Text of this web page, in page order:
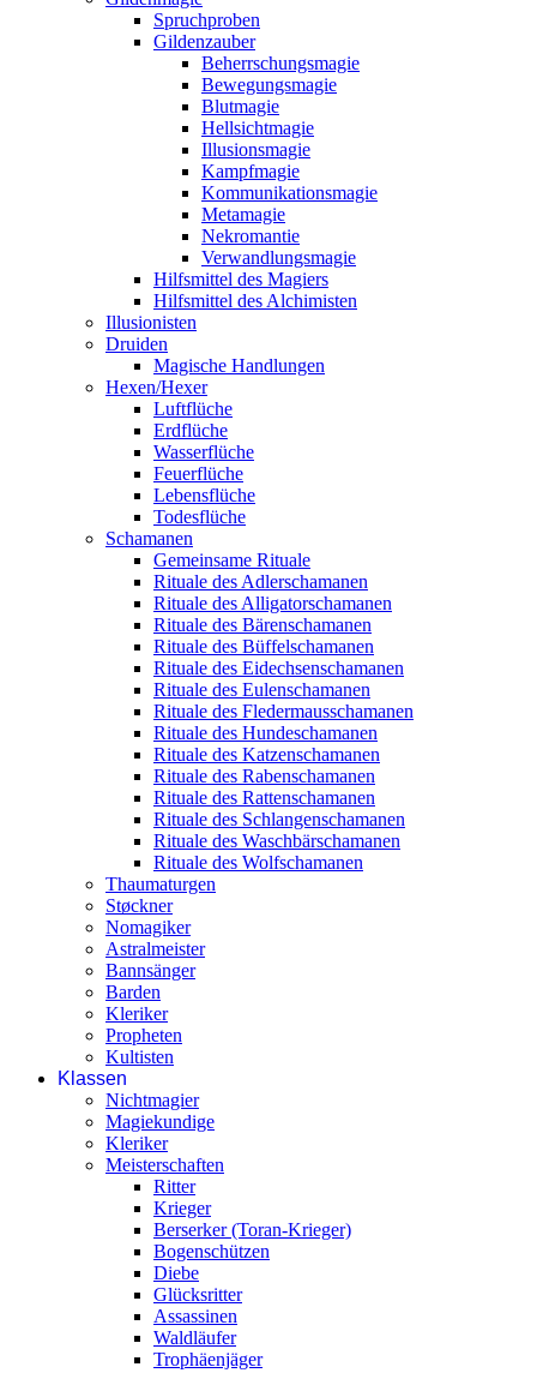
Spruchproben
Gildenzauber
Beherrschungsmagie
Bewegungsmagie
Blutmagie
Hellsichtmagie
Illusionsmagie
Kampfmagie
Kommunikationsmagie
Metamagie
Nekromantie
Verwandlungsmagie
Hilfsmittel des Magiers
Hilfsmittel des Alchimisten
Illusionisten
Druiden
Magische Handlungen
Hexen/Hexer
Luftflüche
Erdflüche
Wasserflüche
Feuerflüche
Lebensflüche
Todesflüche
Schamanen
Gemeinsame Rituale
Rituale des Adlerschamanen
Rituale des Alligatorschamanen
Rituale des Bärenschamanen
Rituale des Büffelschamanen
Rituale des Eidechsenschamanen
Rituale des Eulenschamanen
Rituale des Fledermausschamanen
Rituale des Hundeschamanen
Rituale des Katzenschamanen
Rituale des Rabenschamanen
Rituale des Rattenschamanen
Rituale des Schlangenschamanen
Rituale des Waschbärschamanen
Rituale des Wolfschamanen
Thaumaturgen
Støckner
Nomagiker
Astralmeister
Bannsänger
Barden
Kleriker
Propheten
Kultisten
Klassen
Nichtmagier
Magiekundige
Kleriker
Meisterschaften
Ritter
Krieger
Berserker (Toran-Krieger)
Bogenschützen
Diebe
Glücksritter
Assassinen
Waldläufer
Trophäenjäger